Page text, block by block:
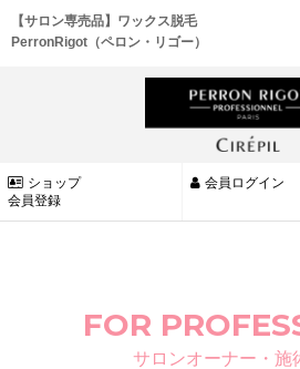
【サロン専売品】ワックス脱毛
PerronRigot（ペロン・リゴー）
ショップ
会員登録
会員ログイン
FOR
サロンオーナー・施